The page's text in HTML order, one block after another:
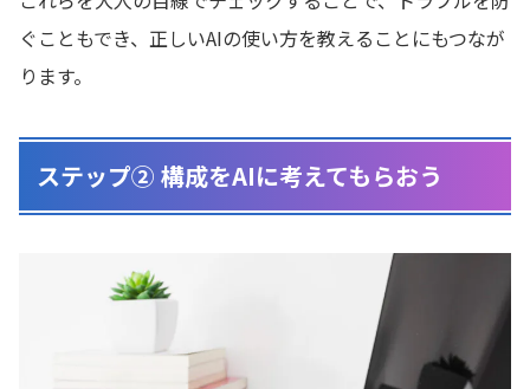
ぐこともでき、正しいAIの使い方を教えることにもつなが
ります。
ステップ② 構成をAIに考えてもらおう